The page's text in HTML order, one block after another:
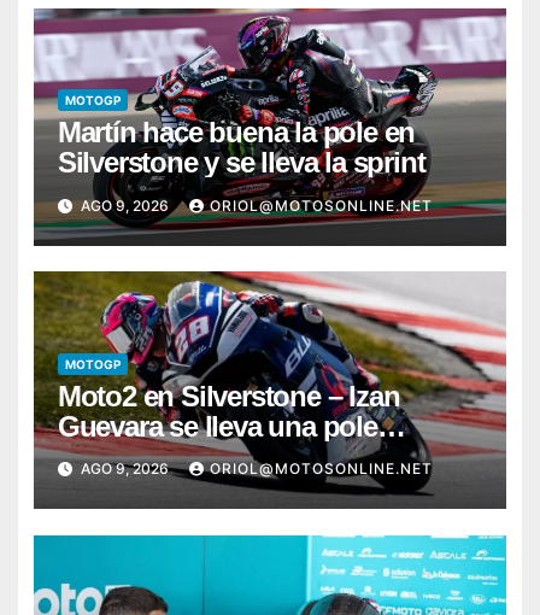
MOTOGP
Martín hace buena la pole en
Silverstone y se lleva la sprint
AGO 9, 2026 ORIOL@MOTOSONLINE.NET
MOTOGP
Moto2 en Silverstone – Izan
Guevara se lleva una pole
incontestable; González, 4º
AGO 9, 2026 ORIOL@MOTOSONLINE.NET